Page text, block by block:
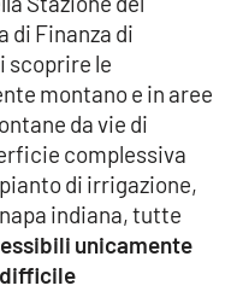
di Finanza di
scoprire le
montano e in aree
da vie di
complessiva
di irrigazione,
indiana, tutte
unicamente